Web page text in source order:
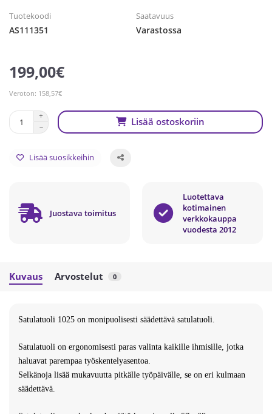
Tuotekoodi
AS111351
Saatavuus
Varastossa
199,00€
Veroton: 158,57€
Lisää ostoskoriin
Lisää suosikkeihin
Juostava toimitus
Luotettava
kotimainen
verkkokauppa
vuodesta 2012
Kuvaus Arvostelut 0
Satulatuoli 1025 on monipuolisesti säädettävä satulatuoli.
Satulatuoli on ergonomisesti paras valinta kaikille ihmisille, jotka
haluavat parempaa työskentelyasentoa.
Selkänoja lisää mukavuutta pitkälle työpäivälle, se on eri kulmaan
säädettävä.